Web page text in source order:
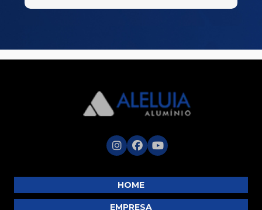
HOME
EMPRESA